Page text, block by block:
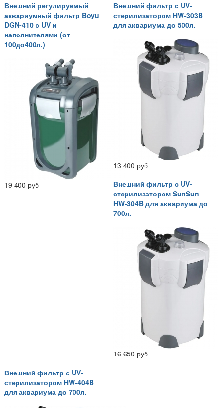
Внешний регулируемый
аквариумный фильтр Boyu
DGN-410 с UV и
наполнителями (от
100до400л.)
19 400 руб
Внешний фильтр с UV-
стерилизатором HW-303B
для аквариума до 500л.
13 400 руб
Внешний фильтр с UV-
стерилизатором SunSun
HW-304B для аквариума до
700л.
16 650 руб
Внешний фильтр с UV-
стерилизатором HW-404B
для аквариума до 700л.